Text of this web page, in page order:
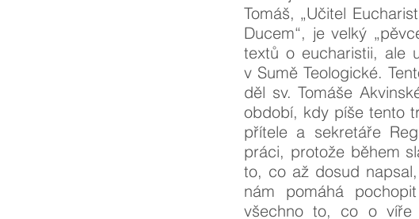
Tomáš, „Učitel
Ducem“, je velký
textů o eucharistii, ale
v Sumě Teologické.
děl sv. Tomáše
období, kdy píše tento
přítele a sekretáře
práci, protože během
to, co až dosud
nám pomáhá
všechno to, co o víře